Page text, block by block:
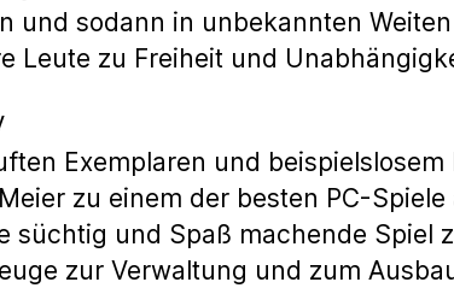
und sodann in unbekannten
Leute zu Freiheit und
Exemplaren und
zu einem der besten PC-
süchtig und Spaß machende Spiel
zur Verwaltung und zum